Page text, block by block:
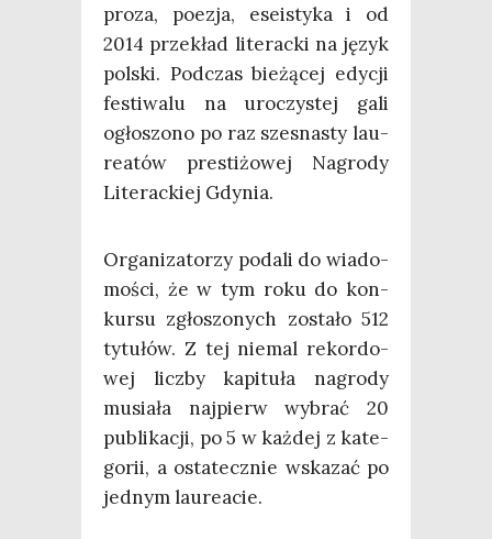
pro­za, poezja, ese­isty­ka i od
2014 prze­kład lite­rac­ki na język
pol­ski. Pod­czas bie­żą­cej edy­cji
festi­wa­lu na uro­czy­stej gali
ogło­szo­no po raz szes­na­sty lau­
re­atów pre­sti­żo­wej Nagro­dy
Lite­rac­kiej Gdynia.
Orga­ni­za­to­rzy poda­li do wia­do­
mo­ści, że w tym roku do kon­
kur­su zgło­szo­nych zosta­ło 512
tytu­łów. Z tej nie­mal rekor­do­
wej licz­by kapi­tu­ła nagro­dy
musia­ła naj­pierw wybrać 20
publi­ka­cji, po 5 w każ­dej z kate­
go­rii, a osta­tecz­nie wska­zać po
jed­nym laureacie.